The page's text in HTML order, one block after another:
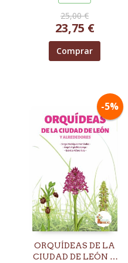
25,00 €
23,75 €
Comprar
-5%
ORQUÍDEAS DE LA
CIUDAD DE LEÓN Y